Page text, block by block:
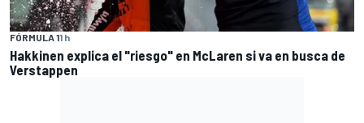
FÓRMULA 11 h
Hakkinen explica el "riesgo" en McLaren si va en busca de
Verstappen